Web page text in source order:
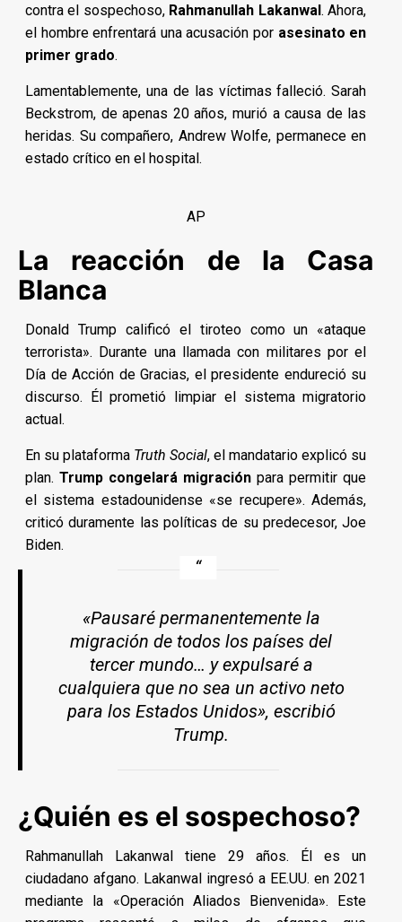
contra el sospechoso, Rahmanullah Lakanwal. Ahora,
el hombre enfrentará una acusación por asesinato en
primer grado.
Lamentablemente, una de las víctimas falleció. Sarah
Beckstrom, de apenas 20 años, murió a causa de las
heridas. Su compañero, Andrew Wolfe, permanece en
estado crítico en el hospital.
AP
La reacción de la Casa
Blanca
Donald Trump calificó el tiroteo como un «ataque
terrorista». Durante una llamada con militares por el
Día de Acción de Gracias, el presidente endureció su
discurso. Él prometió limpiar el sistema migratorio
actual.
En su plataforma Truth Social, el mandatario explicó su
plan.Trump congelará migración para permitir que
el sistema estadounidense «se recupere». Además,
criticó duramente las políticas de su predecesor, Joe
Biden.
«Pausaré permanentemente la
migración de todos los países del
tercer mundo… y expulsaré a
cualquiera que no sea un activo neto
para los Estados Unidos», escribió
Trump.
¿Quién es el sospechoso?
Rahmanullah Lakanwal tiene 29 años. Él es un
ciudadano afgano. Lakanwal ingresó a EE.UU. en 2021
mediante la «Operación Aliados Bienvenida». Este